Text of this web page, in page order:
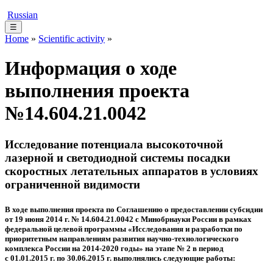
Russian
☰
Home » Scientific activity »
Информация о ходе
выполнения проекта
№14.604.21.0042
Исследование потенциала высокоточной
лазерной и светодиодной системы посадки
скоростных летательных аппаратов в условиях
ограниченной видимости
В ходе выполнения проекта по Соглашению о предоставлении субсидии
от 19 июня 2014 г. № 14.604.21.0042 с Минобрнауки России в рамках
федеральной целевой программы «Исследования и разработки по
приоритетным направлениям развития научно-технологического
комплекса России на 2014-2020 годы» на этапе № 2 в период
с 01.01.2015 г. по 30.06.2015 г. выполнялись следующие работы: